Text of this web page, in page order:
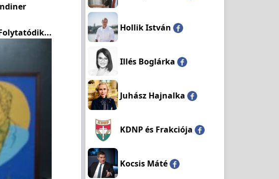
Hollik István
Illés Boglárka
Juhász Hajnalka
KDNP és Frakciója
Kocsis Máté